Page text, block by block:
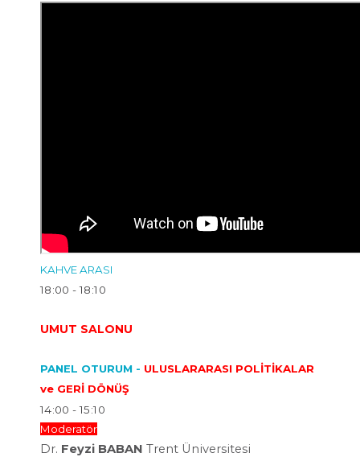
KAHVE ARASI
18:00 - 18:10
UMUT SALONU
PANEL OTURUM - ULUSLARARASI POLİTİKALAR
ve GERİ DÖNÜŞ
14:00 - 15:10
Moderatör
Dr. Feyzi BABAN Trent Üniversitesi